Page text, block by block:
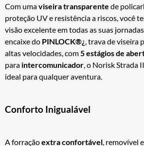
Com umaviseira transparente de
proteção UV e resistência a riscos, você
visão excelente em todas as suas
encaixe do PINLOCK®¿, trava de viseira
altas velocidades, com5 estágios de
para intercomunicador, o Norisk Strada
ideal para qualquer aventura.
Conforto Inigualável
A forraçãoextra confortável , removível